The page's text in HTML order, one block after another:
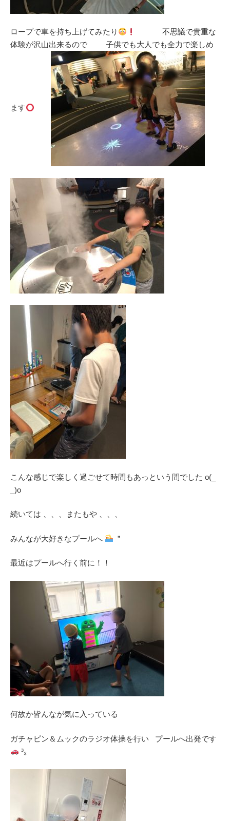
ロープで車を持ち上げてみたり
不思議で貴重な
体験が沢山出来るので 子供でも大人でも全力で楽しめ
ます
こんな感じで楽しく過ごせて時間もあっという間でした o(_
_)o
続いては 、、、またもや 、、、
みんなが大好きなプールへ ”
最近はプールへ行く前に！！
何故か皆んなが気に入っている
ガチャピン＆ムックのラジオ体操を行い プールへ出発です
³₃